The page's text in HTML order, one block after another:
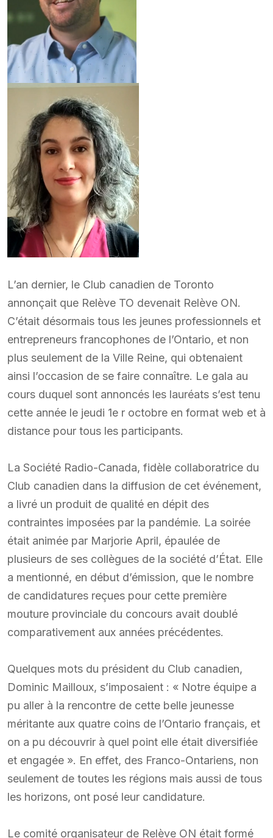
L’an dernier, le Club canadien de Toronto
annonçait que Relève TO devenait Relève ON.
C’était désormais tous les jeunes professionnels et
entrepreneurs francophones de l’Ontario, et non
plus seulement de la Ville Reine, qui obtenaient
ainsi l’occasion de se faire connaître. Le gala au
cours duquel sont annoncés les lauréats s’est tenu
cette année le jeudi 1e r octobre en format web et à
distance pour tous les participants.
La Société Radio-Canada, fidèle collaboratrice du
Club canadien dans la diffusion de cet événement,
a livré un produit de qualité en dépit des
contraintes imposées par la pandémie. La soirée
était animée par Marjorie April, épaulée de
plusieurs de ses collègues de la société d’État. Elle
a mentionné, en début d’émission, que le nombre
de candidatures reçues pour cette première
mouture provinciale du concours avait doublé
comparativement aux années précédentes.
Quelques mots du président du Club canadien,
Dominic Mailloux, s’imposaient : « Notre équipe a
pu aller à la rencontre de cette belle jeunesse
méritante aux quatre coins de l’Ontario français, et
on a pu découvrir à quel point elle était diversifiée
et engagée ». En effet, des Franco-Ontariens, non
seulement de toutes les régions mais aussi de tous
les horizons, ont posé leur candidature.
Le comité organisateur de Relève ON était formé